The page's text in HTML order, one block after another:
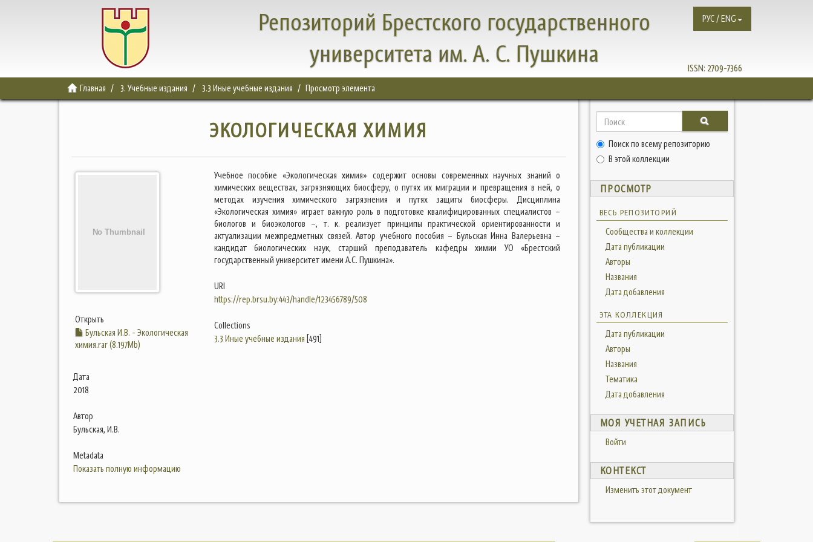
Репозиторий Брестского государственного
университета им. А. С. Пушкина
ISSN: 2709-7366
РУС / ENG
Главная 3. Учебные издания 3.3 Иные учебные издания Просмотр элемента
ЭКОЛОГИЧЕСКАЯ ХИМИЯ
Открыть
Бульская И.В. - Экологическая
химия.rar (8.197Mb)
Дата
2018
Автор
Бульская, И.В.
Metadata
Показать полную информацию
Учебное пособие «Экологическая химия» содержит основы современных научных знаний о
химических веществах, загрязняющих биосферу, о путях их миграции и превращения в ней, о
методах изучения химического загрязнения и путях защиты биосферы. Дисциплина
«Экологическая химия» играет важную роль в подготовке квалифицированных специалистов –
биологов и биоэкологов –, т. к. реализует принципы практической ориентированности и
актуализации межпредметных связей. Автор учебного пособия – Бульская Инна Валерьевна –
кандидат биологических наук, старший преподаватель кафедры химии УО «Брестский
государственный университет имени А.С. Пушкина».
URI
https://rep.brsu.by:443/handle/123456789/508
Collections
3.3 Иные учебные издания [491]
Поиск по всему репозиторию
В этой коллекции
ПРОСМОТР
ВЕСЬ РЕПОЗИТОРИЙ
Сообщества и коллекции
Дата публикации
Авторы
Названия
Дата добавления
ЭТА КОЛЛЕКЦИЯ
Дата публикации
Авторы
Названия
Тематика
Дата добавления
МОЯ УЧЕТНАЯ ЗАПИСЬ
Войти
КОНТЕКСТ
Изменить этот документ